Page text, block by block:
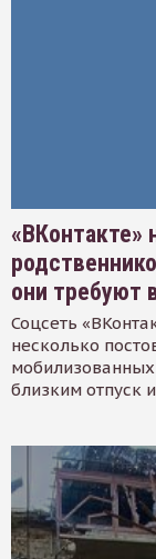
«ВКонтакте»
они требуют
Соцсеть
несколько
близким отпуск